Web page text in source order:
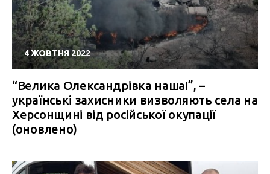
4 ЖОВТНЯ 2022
“Велика Олександрівка наша!”, –
українські захисники визволяють села на
Херсонщині від російської окупації
(оновлено)